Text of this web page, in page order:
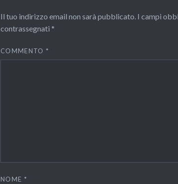
Il tuo indirizzo email non sarà pubblicato. I campi
contrassegnati *
COMMENTO *
NOME *